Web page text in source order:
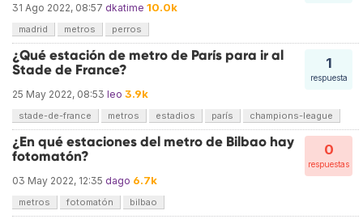
31 Ago 2022, 08:57 dkatime 10.0k
madrid metros perros
1
respuesta
¿Qué estación de metro de París para ir al
Stade de France?
25 May 2022, 08:53 leo 3.9k
stade-de-france metros estadios parís champions-league
0
respuestas
¿En qué estaciones del metro de Bilbao hay
fotomatón?
03 May 2022, 12:35 dago 6.7k
metros fotomatón bilbao